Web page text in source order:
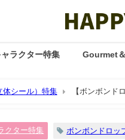
ャラクター特集 Gourmet
体シール）特集
【ボンボンド
クター特集 ボンボンドロッ